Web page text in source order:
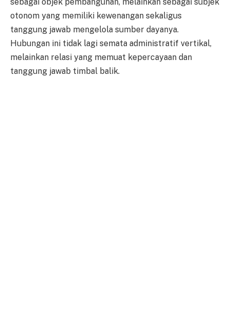
otonom yang memiliki kewenangan sekaligus
tanggung jawab mengelola sumber dayanya.
Hubungan ini tidak lagi semata administratif vertikal,
melainkan relasi yang memuat kepercayaan dan
tanggung jawab timbal balik.